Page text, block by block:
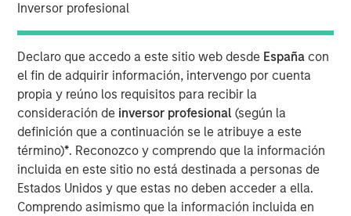
Inversor profesional
Declaro que accedo a este sitio web desde España con
el fin de adquirir información, intervengo por cuenta
propia y reúno los requisitos para recibir la
consideración de inversor profesional(según la
definición que a continuación se le atribuye a este
término)*. Reconozco y comprendo que la información
incluida en este sitio no está destinada a personas de
Estados Unidos y que estas no deben acceder a ella.
Comprendo asimismo que la información incluida en
Portfolio Solutions Group
The Portfolio Solutions Group is a comprehensive multi-
asset business, with activity across all asset strategies
and types (traditional and alternative), through solutions
that span fully liquid (public assets), comprehensive
(public and private assets) and fully private portfolios.
Offerings are delivered via a managed portfolio or model,
in discretionary or advisory format.